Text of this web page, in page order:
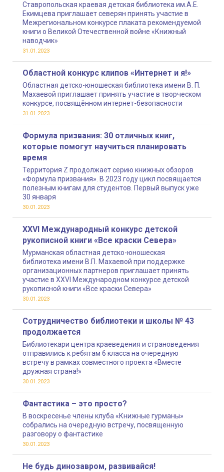
Ставропольская краевая детская библиотека им.А.Е.
Екимцева приглашает северян принять участие в
Межрегиональном конкурсе плаката рекомендуемой
книги о Великой Отечественной войне «Книжный
наводчик»
31.01.2023
Областной конкурс клипов «Интернет и я!»
Областная детско-юношеская библиотека имени В. П.
Махаевой приглашает принять участие в творческом
конкурсе, посвящённом интернет-безопасности
31.01.2023
Формула призвания: 30 отличных книг,
которые помогут научиться планировать
время
Территория Z продолжает серию книжных обзоров
«Формула призвания». В 2023 году цикл посвящается
полезным книгам для студентов. Первый выпуск уже
30 января
30.01.2023
XXVI Международный конкурс детской
рукописной книги «Все краски Севера»
Мурманская областная детско-юношеская
библиотека имени В.П. Махаевой при поддержке
организационных партнеров приглашает принять
участие в XXVI Международном конкурсе детской
рукописной книги «Все краски Севера»
30.01.2023
Сотрудничество библиотеки и школы № 43
продолжается
Библиотекари центра краеведения и страноведения
отправились к ребятам 6 класса на очередную
встречу в рамках совместного проекта «Вместе
дружная страна!»
30.01.2023
Фантастика – это просто?
В воскресенье члены клуба «Книжные гурманы»
собрались на очередную встречу, посвященную
разговору о фантастике
30.01.2023
Не будь динозавром, развивайся!